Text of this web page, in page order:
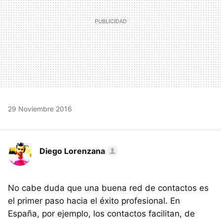
29 Noviembre 2016
Diego Lorenzana
No cabe duda que una buena red de contactos es
el primer paso hacia el éxito profesional. En
España, por ejemplo, los contactos facilitan, de